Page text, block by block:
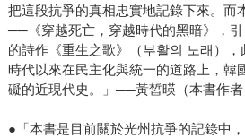
把這段抗爭的真相忠實地記錄下來。而
──《穿越死亡，穿越時代的黑暗》，
的詩作《重生之歌》（부활의 노래）
時代以來在民主化與統一的道路上，韓
礙的近現代史。」──黃皙暎（本書作者
●「本書是目前關於光州抗爭的記錄中